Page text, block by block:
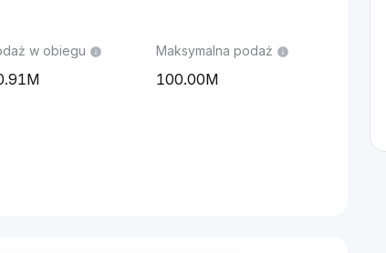
w obiegu Maksymalna podaż
100.00M